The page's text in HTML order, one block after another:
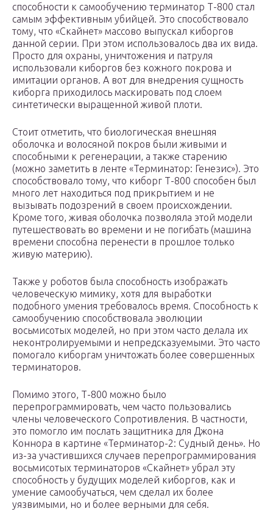
способности к самообучению терминатор Т-800 стал
самым эффективным убийцей. Это способствовало
тому, что «Скайнет» массово выпускал киборгов
данной серии. При этом использовалось два их вида.
Просто для охраны, уничтожения и патруля
использовали киборгов без кожного покрова и
имитации органов. А вот для внедрения сущность
киборга приходилось маскировать под слоем
синтетически выращенной живой плоти.
Стоит отметить, что биологическая внешняя
оболочка и волосяной покров были живыми и
способными к регенерации, а также старению
(можно заметить в ленте «Терминатор: Генезис»). Это
способствовало тому, что киборг Т-800 способен был
много лет находиться под прикрытием и не
вызывать подозрений в своем происхождении.
Кроме того, живая оболочка позволяла этой модели
путешествовать во времени и не погибать (машина
времени способна перенести в прошлое только
живую материю).
Также у роботов была способность изображать
человеческую мимику, хотя для выработки
подобного умения требовалось время. Способность к
самообучению способствовала эволюции
восьмисотых моделей, но при этом часто делала их
неконтролируемыми и непредсказуемыми. Это часто
помогало киборгам уничтожать более совершенных
терминаторов.
Помимо этого, Т-800 можно было
перепрограммировать, чем часто пользовались
члены человеческого Сопротивления. В частности,
это помогло им послать защитника для Джона
Коннора в картине «Терминатор-2: Судный день». Но
из-за участившихся случаев перепрограммирования
восьмисотых терминаторов «Скайнет» убрал эту
способность у будущих моделей киборгов, как и
умение самообучаться, чем сделал их более
уязвимыми, но и более верными для себя.